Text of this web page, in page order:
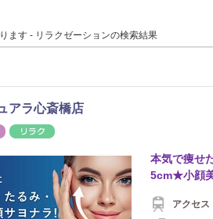
ます - リラクゼーションの検索結果
アラ心斎橋店
エステ
本気で痩せ
5cm★小顔
アクセス